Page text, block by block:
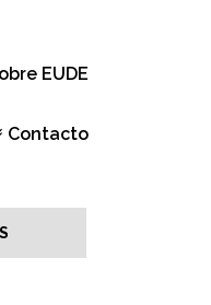
EUDE
Contacto